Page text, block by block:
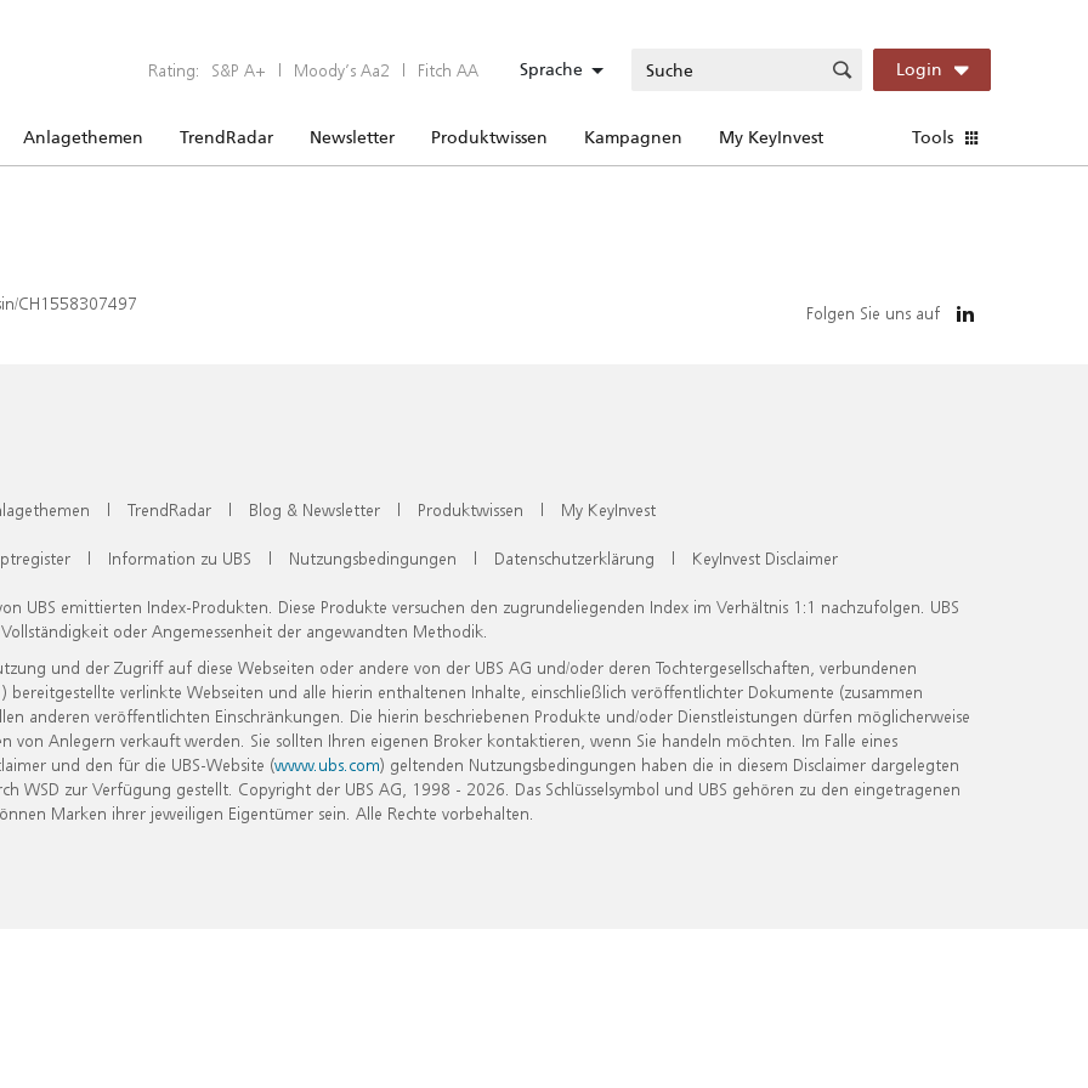
Rating: S&P A+ | Moody’s Aa2 | Fitch AA Sprache Login
Anlagethemen TrendRadar Newsletter Produktwissen Kampagnen My KeyInvest Tools
CH1558307497 Folgen Sie uns auf
| TrendRadar | Blog & Newsletter | Produktwissen | My KeyInvest
| Information zu UBS | Nutzungsbedingungen | Datenschutzerklärung | KeyInvest Disclaimer
UBS emittierten Index-Produkten. Diese Produkte versuchen den zugrundeliegenden Index im Verhältnis 1:1 nachzufolgen. UBS
oder Angemessenheit der angewandten Methodik.
und der Zugriff auf diese Webseiten oder andere von der UBS AG und/oder deren Tochtergesellschaften, verbundenen
verlinkte Webseiten und alle hierin enthaltenen Inhalte, einschließlich veröffentlichter Dokumente (zusammen
anderen veröffentlichten Einschränkungen. Die hierin beschriebenen Produkte und/oder Dienstleistungen dürfen möglicherweise
Anlegern verkauft werden. Sie sollten Ihren eigenen Broker kontaktieren, wenn Sie handeln möchten. Im Falle eines
und den für die UBS-Website (www.ubs.com) geltenden Nutzungsbedingungen haben die in diesem Disclaimer dargelegten
zur Verfügung gestellt. Copyright der UBS AG, 1998 - 2026. Das Schlüsselsymbol und UBS gehören zu den eingetragenen
Marken ihrer jeweiligen Eigentümer sein. Alle Rechte vorbehalten.